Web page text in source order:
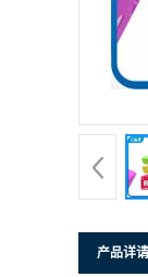
产品详请